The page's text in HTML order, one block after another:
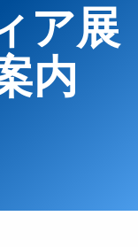
ア展
内